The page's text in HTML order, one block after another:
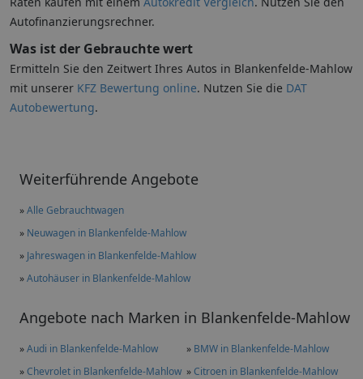
Weiterführende Angebote
»Alle Gebrauchtwagen
» Neuwagen in Blankenfelde-Mahlow
» Jahreswagen in Blankenfelde-Mahlow
»Autohäuser in Blankenfelde-Mahlow
Angebote nach Marken in Blankenfelde-Mahlow
»Audi in Blankenfelde-Mahlow » BMW in Blankenfelde-Mahlow
»Chevrolet in Blankenfelde-Mahlow »Citroen in Blankenfelde-Mahlow
Autofinanzierungsrechner.
Was ist der Gebrauchte wert
Ermitteln Sie den Zeitwert Ihres Autos in Blankenfelde-Mahlow
mit unserer KFZ Bewertung online. Nutzen Sie die DAT
Autobewertung.